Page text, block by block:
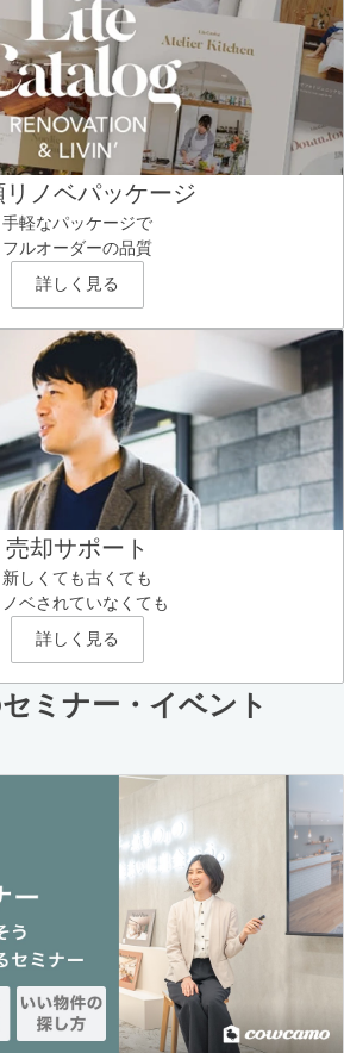
リノベパッケージ
手軽なパッケージで
フルオーダーの品質
詳しく見る
売却サポート
新しくても古くても
ノベされていなくても
詳しく見る
ミナー・イベント